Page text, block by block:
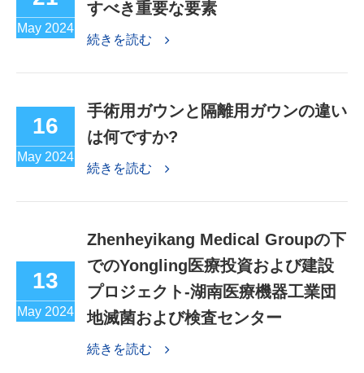
May 2024
すべき重要な要素
続きを読む
16
May 2024
手術用ガウンと隔離用ガウンの違い
は何ですか?
続きを読む
13
May 2024
Zhenheyikang Medical Groupの下
でのYongling医療投資および建設
プロジェクト-湖南医療機器工業団
地滅菌および検査センター
続きを読む